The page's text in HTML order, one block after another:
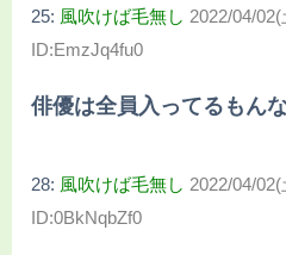
25: 風吹けば毛無し 2022/04/
ID:EmzJq4fu0
俳優は全員入ってるもん
28: 風吹けば毛無し 2022/04/
ID:0BkNqbZf0